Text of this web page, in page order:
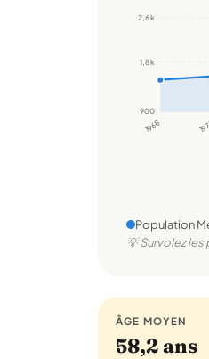
900
1,8 k
2,6 k
1968
Population
💡 Survolez
ÂGE MOYEN
58,2 ans